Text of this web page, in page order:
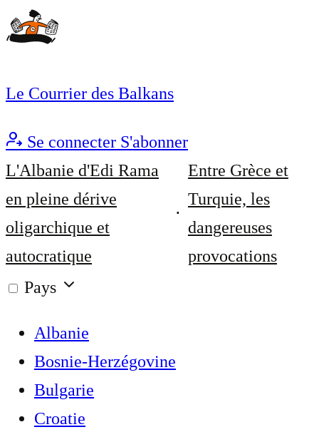
Le Courrier des Balkans
Se connecter S'abonner
L'Albanie d'Edi Rama
en pleine dérive
oligarchique et
autocratique
Entre Grèce et
Turquie, les
dangereuses
provocations
Pays
Albanie
Bosnie-Herzégovine
Bulgarie
Croatie